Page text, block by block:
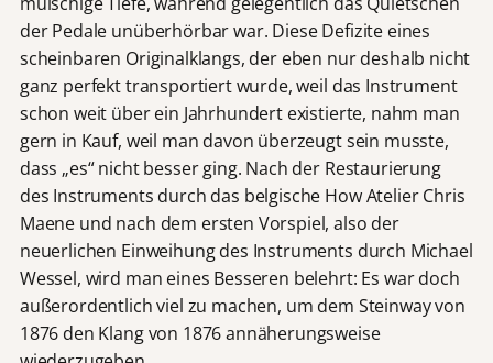
der Pedale unüberhörbar war. Diese Defizite eines
scheinbaren Originalklangs, der eben nur deshalb nicht
ganz perfekt transportiert wurde, weil das Instrument
schon weit über ein Jahrhundert existierte, nahm man
gern in Kauf, weil man davon überzeugt sein musste,
dass „es“ nicht besser ging. Nach der Restaurierung
des Instruments durch das belgische How Atelier Chris
Maene und nach dem ersten Vorspiel, also der
neuerlichen Einweihung des Instruments durch Michael
Wessel, wird man eines Besseren belehrt: Es war doch
außerordentlich viel zu machen, um dem Steinway von
1876 den Klang von 1876 annäherungsweise